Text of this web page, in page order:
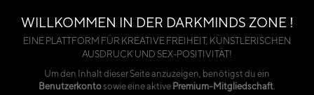
WILLKOMMEN IN DER DARKMINDS ZONE !
EINE PLATTFORM FÜR KREATIVE FREIHEIT, KÜNSTLERISCHEN
AUSDRUCK UND SEX-POSITIVITÄT!
Um den Inhalt dieser Seite anzuzeigen, benötigst du ein
Benutzerkontosowie eine aktive Premium-Mitgliedschaft.